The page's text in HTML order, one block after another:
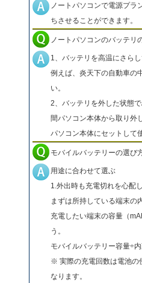
ノートパソコンで電源プラ
ちさせることができます。
ノートパソコンのバッテリ
1、バッテリを高温にさら
例えば、炎天下の自動車の
い。
2、バッテリを外した状態
間パソコン本体から取り外
パソコン本体にセットして
モバイルバッテリーの選び
用途に合わせて選ぶ
1.外出時も充電切れを心配
まずは所持している端末の
充電したい端末の容量（
う。
モバイルバッテリー容量÷
※ 実際の充電回数は電池の
なります。